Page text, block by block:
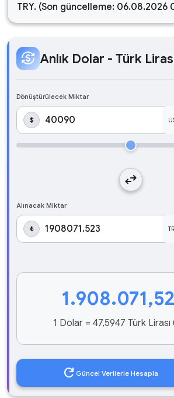
TRY. (Son güncelleme: 06.08.2026
currency_exchange Anlık Dolar - Türk
Dönüştürülecek Miktar
$
swap_horiz
Alınacak Miktar
₺
1.908.071,52
1 Dolar = 47,5947 Türk
refresh Güncel Verilerle Hesapla